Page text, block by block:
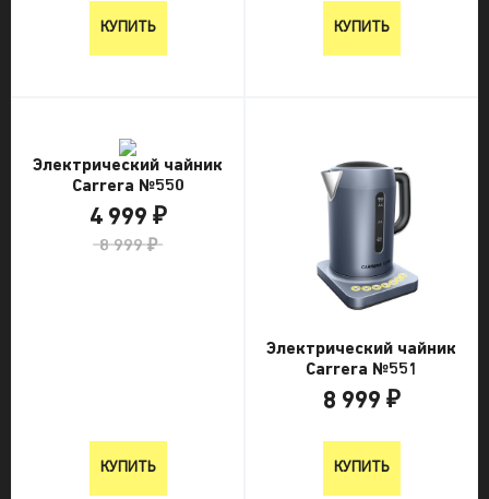
КУПИТЬ КУПИТЬ
Электрический чайник
Carrera №550
4 999 ₽
8 999 ₽
КУПИТЬ
Электрический чайник
Carrera №551
8 999 ₽
КУПИТЬ